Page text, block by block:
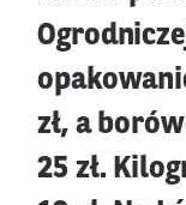
zł, a
25 zł.